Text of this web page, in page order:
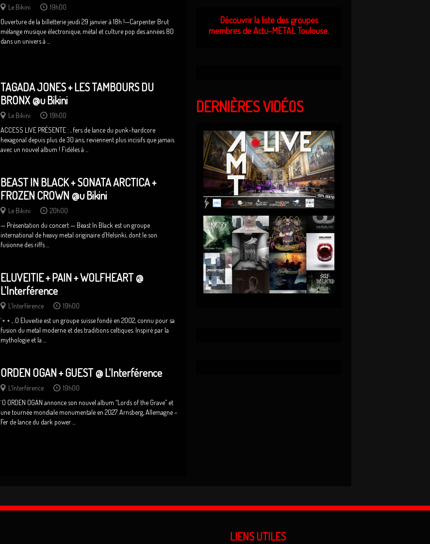
Le Bikini
19h00
Ouverture de la billetterie jeudi 29 janvier à 18h !—Carpenter Brut
mélange musique électronique, métal et culture pop des années 80
dans un univers à ...
TAGADA JONES + LES TAMBOURS DU
BRONX @u Bikini
Le Bikini
19h00
ACCESS LIVE PRÉSENTE : , fers de lance du punk-hardcore
hexagonal depuis plus de 30 ans, reviennent plus incisifs que jamais
avec un nouvel album ! Fidèles à ...
BEAST IN BLACK + SONATA ARCTICA +
FROZEN CROWN @u Bikini
Le Bikini
20h00
— Présentation du concert — Beast In Black est un groupe
international de heavy metal originaire d’Helsinki, dont le son
fusionne des riffs ...
ELUVEITIE + PAIN + WOLFHEART @
L’Interférence
L'Interférence
19h00
́ + + , .() Eluveitie est un groupe suisse fondé en 2002, connu pour sa
fusion du metal moderne et des traditions celtiques. Inspiré par la
mythologie et la ...
ORDEN OGAN + GUEST @ L’Interférence
L'Interférence
19h00
́ () ORDEN OGAN annonce son nouvel album “Lords of the Grave” et
une tournée mondiale monumentale en 2027. Arnsberg, Allemagne –
Fer de lance du dark power ...
Découvrir la liste des groupes
membres de Actu-METAL Toulouse.
DERNIÈRES VIDÉOS
LIENS UTILES